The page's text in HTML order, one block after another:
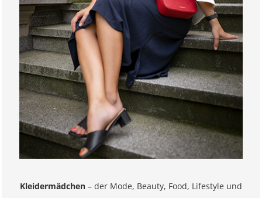
Kleidermädchen – der Mode, Beauty, Food, Lifestyle und